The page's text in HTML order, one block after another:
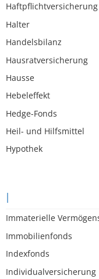
Haftpflichtversicherung
Halter
Handelsbilanz
Hausratversicherung
Hausse
Hebeleffekt
Hedge-Fonds
Heil- und Hilfsmittel
Hypothek
I
Immaterielle
Immobilienfonds
Indexfonds
Individualversicherung